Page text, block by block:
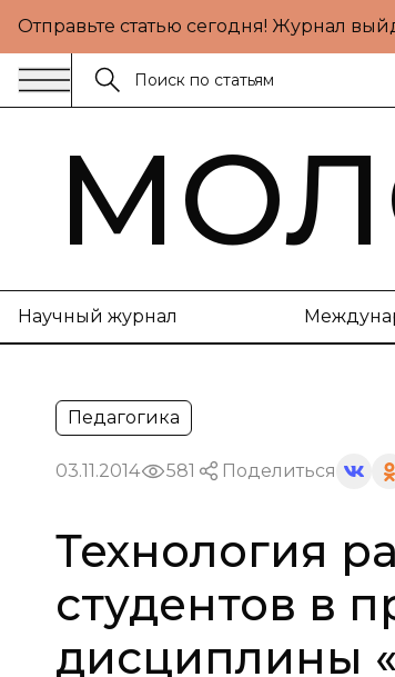
Отправьте статью сегодня! Журнал
Научный журнал
Педагогика
03.11.2014 581 Поделиться
Технология
студентов в
дисциплины